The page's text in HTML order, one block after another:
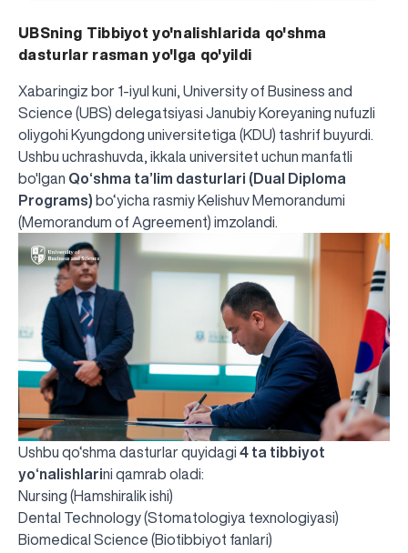
UBSning Tibbiyot yo'nalishlarida qo'shma
dasturlar rasman yo'lga qo'yildi
Xabaringiz bor 1-iyul kuni, University of Business and
Science (UBS) delegatsiyasi Janubiy Koreyaning nufuzli
oliygohi Kyungdong universitetiga (KDU) tashrif buyurdi.
Ushbu uchrashuvda, ikkala universitet uchun manfatli
bo'lgan Qo‘shma ta’lim dasturlari (Dual Diploma
Programs) bo‘yicha rasmiy Kelishuv Memorandumi
(Memorandum of Agreement) imzolandi.
Ushbu qo‘shma dasturlar quyidagi 4 ta tibbiyot
yo‘nalishlarini qamrab oladi:
Nursing (Hamshiralik ishi)
Dental Technology (Stomatologiya texnologiyasi)
Biomedical Science (Biotibbiyot fanlari)